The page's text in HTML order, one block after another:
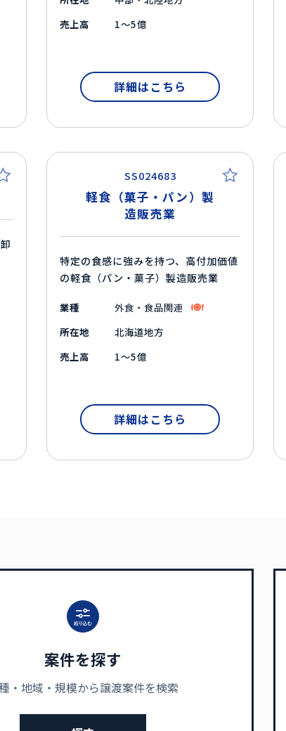
売上高
1～5億
詳細はこちら
SS024683
軽食（菓子・パン）製
造販売業
特定の食感に強みを持つ、高付加価値
の軽食（パン・菓子）製造販売業
業種
外食・食品関連
所在地
北海道地方
売上高
1～5億
詳細はこちら
案件を探す
・地域・規模から譲渡案件を検索